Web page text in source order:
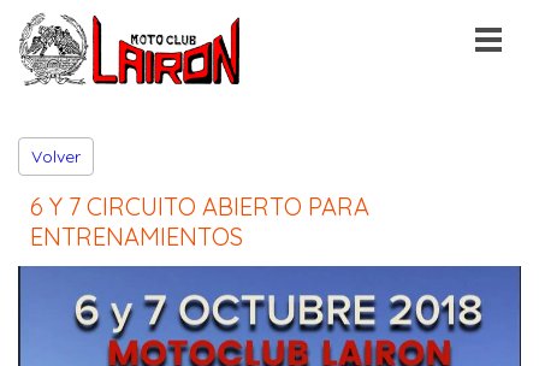
Volver
6 Y 7 CIRCUITO ABIERTO PARA
ENTRENAMIENTOS